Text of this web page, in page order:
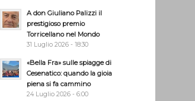
A don Giuliano Palizzi il
prestigioso premio
Torricellano nel Mondo
31 Luglio 2026 - 18:30
«Bella Fra» sulle spiagge di
Cesenatico: quando la gioia
piena si fa cammino
24 Luglio 2026 - 6:00